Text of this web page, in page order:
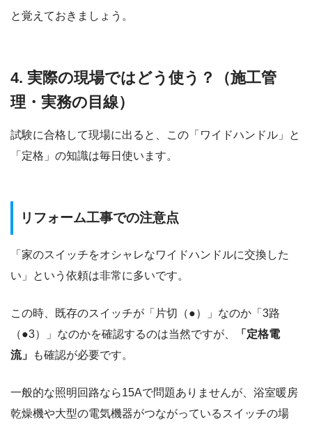
と覚えておきましょう。
4. 実際の現場ではどう使う？（施工管
理・実務の目線）
試験に合格して現場に出ると、この「ワイドハンドル」と
「定格」の知識は毎日使います。
リフォーム工事での注意点
「家のスイッチをオシャレなワイドハンドルに交換した
い」という依頼は非常に多いです。
この時、既存のスイッチが「片切（●）」なのか「3路
（●3）」なのかを確認するのは当然ですが、
「定格電
流」
も確認が必要です。
一般的な照明回路なら15Aで問題ありませんが、浴室暖房
乾燥機や大型の電気機器がつながっているスイッチの場